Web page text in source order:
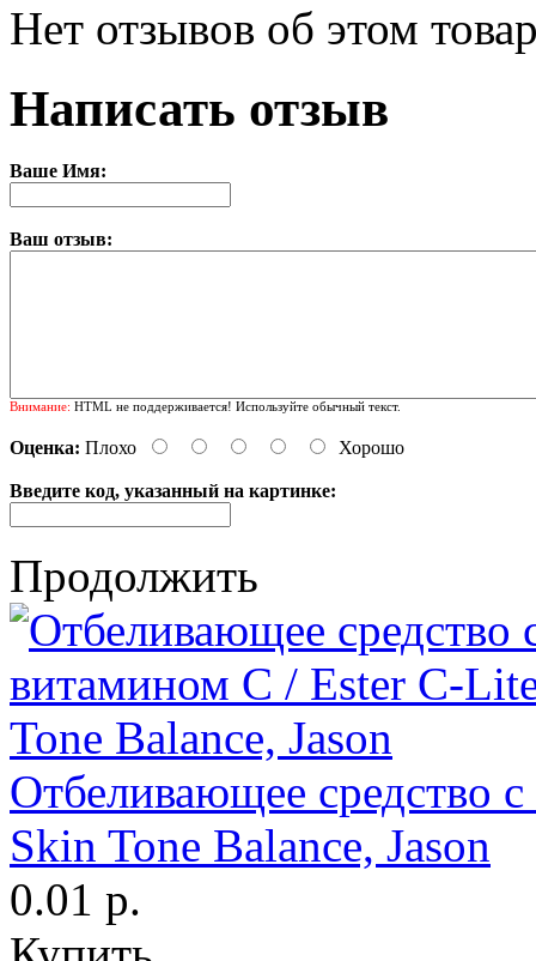
Нет отзывов об этом
Написать отзыв
Ваше Имя:
Ваш отзыв:
Внимание: HTML не поддерживается! Используйте обычный текст.
Оценка: Плохо Хорошо
Введите код, указанный на картинке:
Продолжить
Отбеливающее средство
Skin Tone Balance, Jason
0.01 р.